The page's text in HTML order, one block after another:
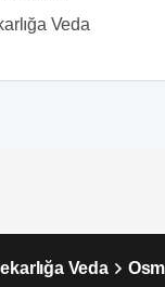
Veda
Veda